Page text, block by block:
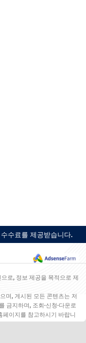
수료를 제공받습니다.
로, 정보 제공을 목적으로 제
며, 게시된 모든 콘텐츠는 저
금지하며, 조회·신청·다운로
이지를 참고하시기 바랍니